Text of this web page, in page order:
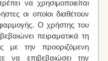
να χρησιμοποιείται
οι οποίοι διαθέτουν
Ο χρήστης του
πειραματικά τη
με την προοριζόμενη
να επιβεβαιώσει την